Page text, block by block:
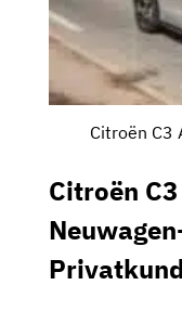
Citroën C3
Citroën